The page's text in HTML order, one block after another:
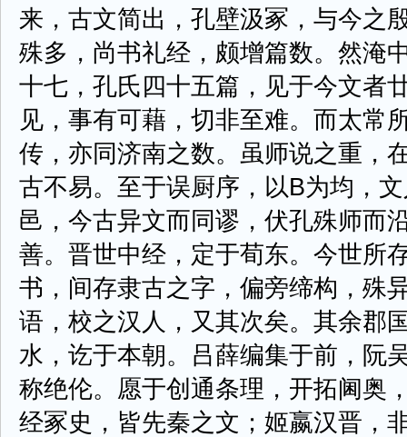
来，古文简出，孔壁汲冢，与今之
殊多，尚书礼经，颇增篇数。然淹
十七，孔氏四十五篇，见于今文者
见，事有可藉，切非至难。而太常
传，亦同济南之数。虽师说之重，
古不易。至于误厨序，以B为均，
邑，今古异文而同谬，伏孔殊师而
善。晋世中经，定于荀东。今世所
书，间存隶古之字，偏旁缔构，殊
语，校之汉人，又其次矣。其余郡
水，讫于本朝。吕薛编集于前，阮
称绝伦。愿于创通条理，开拓阃奥
经冢史，皆先秦之文；姬嬴汉晋，